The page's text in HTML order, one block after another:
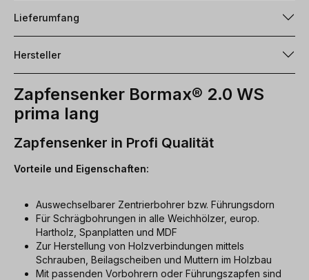
Lieferumfang
Hersteller
Zapfensenker Bormax® 2.0 WS
prima lang
Zapfensenker in Profi Qualität
Vorteile und Eigenschaften:
Auswechselbarer Zentrierbohrer bzw. Führungsdorn
Für Schrägbohrungen in alle Weichhölzer, europ.
Hartholz, Spanplatten und MDF
Zur Herstellung von Holzverbindungen mittels
Schrauben, Beilagscheiben und Muttern im Holzbau
Mit passenden Vorbohrern oder Führungszapfen sind